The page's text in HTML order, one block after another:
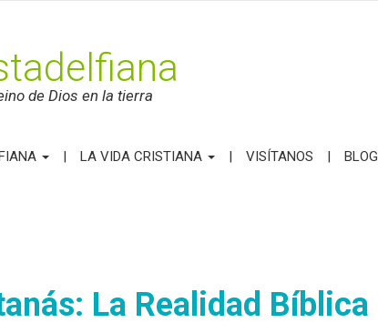
de Dios en la tierra
LA VIDA CRISTIANA VISÍTANOS BLOG
La Realidad Bíblica